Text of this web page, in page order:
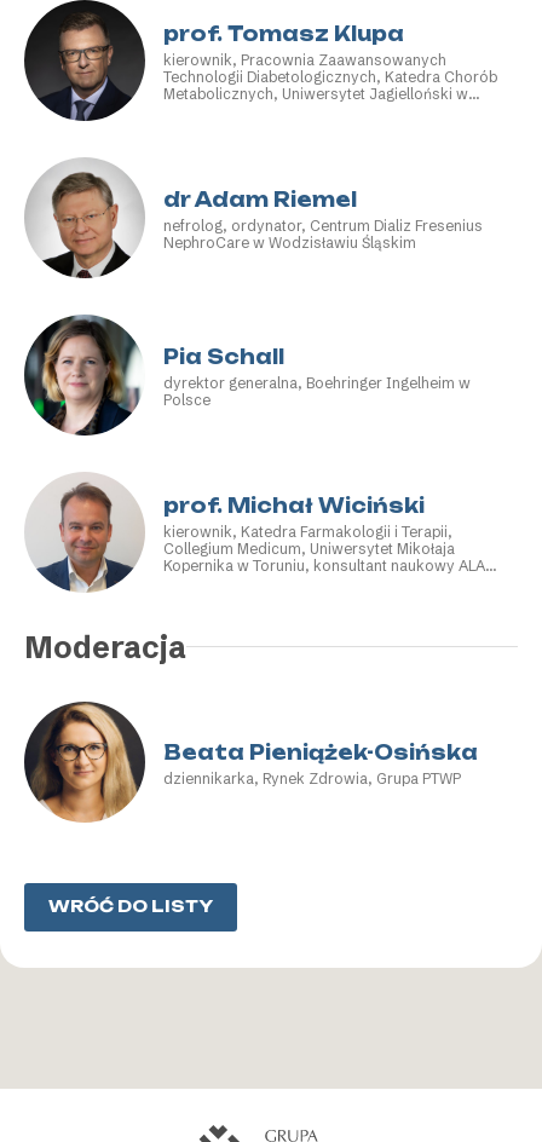
prof. Tomasz Klupa
kierownik, Pracownia Zaawansowanych
Technologii Diabetologicznych, Katedra Chorób
Metabolicznych, Uniwersytet Jagielloński w
dr Adam Riemel
nefrolog, ordynator, Centrum Dializ Fresenius
NephroCare w Wodzisławiu Śląskim
Pia Schall
dyrektor generalna, Boehringer Ingelheim w
Polsce
prof. Michał Wiciński
kierownik, Katedra Farmakologii i Terapii,
Collegium Medicum, Uniwersytet Mikołaja
Kopernika w Toruniu, konsultant naukowy ALAB
Moderacja
Beata Pieniążek-Osińska
dziennikarka, Rynek Zdrowia, Grupa PTWP
WRÓĆ DO LISTY